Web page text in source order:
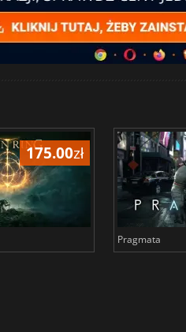
175.00zł
Pragmata